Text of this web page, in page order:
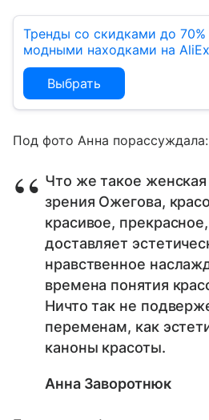
Тренды со скидками до 70%
модными находками на
Выбрать
Под фото Анна порассуждала:
Что же такое женская
зрения Ожегова,
красивое,
доставляет
нравственное
времена понятия
Ничто так не
переменам, как
каноны красоты.
Анна Заворотнюк